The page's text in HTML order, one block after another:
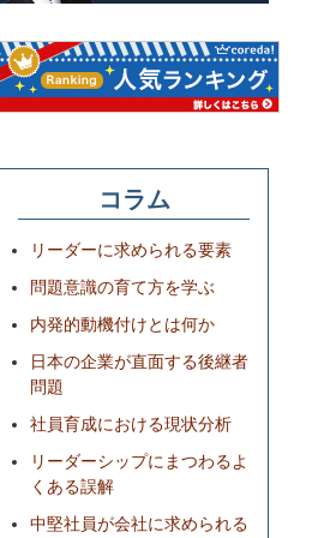
コラム
リーダーに求められる要素
問題意識の育て方を学ぶ
内発的動機付けとは何か
日本の企業が直面する後継者
問題
社員育成における現状分析
リーダーシップにまつわるよ
くある誤解
中堅社員が会社に求められる